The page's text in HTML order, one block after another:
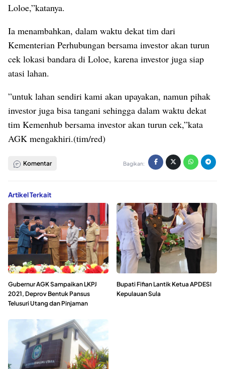
Loloe,”katanya.
Ia menambahkan, dalam waktu dekat tim dari
Kementerian Perhubungan bersama investor akan turun
cek lokasi bandara di Loloe, karena investor juga siap
atasi lahan.
”untuk lahan sendiri kami akan upayakan, namun pihak
investor juga bisa tangani sehingga dalam waktu dekat
tim Kemenhub bersama investor akan turun cek,”kata
AGK mengakhiri.(tim/red)
Komentar Bagikan:
Artikel Terkait
Gubernur AGK Sampaikan LKPJ
2021, Deprov Bentuk Pansus
Telusuri Utang dan Pinjaman
Bupati Fifian Lantik Ketua APDESI
Kepulauan Sula